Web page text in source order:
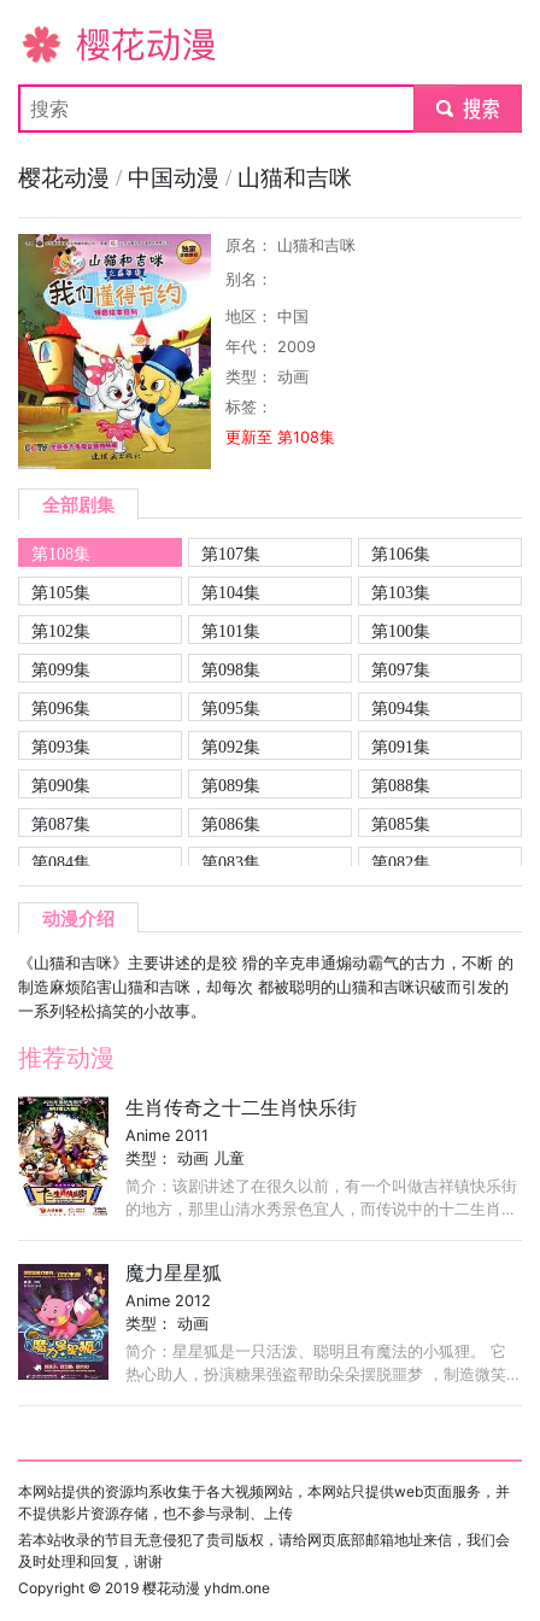
樱花动漫
submit
樱花动漫 / 中国动漫 / 山猫和吉咪
原名： 山猫和吉咪
别名：
地区： 中国
年代： 2009
类型：动画
标签：
更新至 第108集
全部剧集
第108集 第107集
第106集
第105集
第104集
第103集
第102集
第101集
第100集
第099集
第098集
第097集
第096集
第095集
第094集
第093集
第092集
第091集
第090集
第089集
第088集
第087集
第086集
第085集
第084集
第083集
第082集
第081集
第075集
第074集
第073集
第072集
第069集
第066集
第065集
第063集
第062集
第060集
第059集
第057集
第056集
第055集
第051集
第050集
第048集
第047集
第045集
第044集
第043集
第042集
第041集
第040集
第033集
第032集
第030集
第027集
第026集
动漫介绍
《山猫和吉咪》主要讲述的是狡 猾的辛克串通煽动霸气的古力，不断 的
制造麻烦陷害山猫和吉咪，却每次 都被聪明的山猫和吉咪识破而引发的
一系列轻松搞笑的小故事。
推荐动漫
生肖传奇之十二生肖快乐街
Anime 2011
类型：动画 儿童
简介：该剧讲述了在很久以前，有一个叫做吉祥镇快乐街
的地方，那里山清水秀景色宜人，而传说中的十二生肖们
魔力星星狐
Anime 2012
类型：动画
简介：星星狐是一只活泼、聪明且有魔法的小狐狸。 它
热心助人，扮演糖果强盗帮助朵朵摆脱噩梦 ，制造微笑
本网站提供的资源均系收集于各大视频网站，本网站只提供web页面服务，并
不提供影片资源存储，也不参与录制、上传
若本站收录的节目无意侵犯了贵司版权，请给网页底部邮箱地址来信，我们会
及时处理和回复，谢谢
Copyright © 2019 樱花动漫 yhdm.one